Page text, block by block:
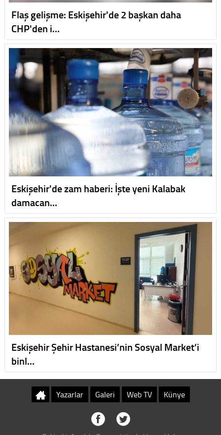
Flaş gelişme: Eskişehir'de 2 başkan daha
CHP'den i…
Eskişehir'de zam haberi: İşte yeni Kalabak
damacan…
Eskişehir Şehir Hastanesi’nin Sosyal Market’i
binl…
Yazarlar Galeri Web TV Künye